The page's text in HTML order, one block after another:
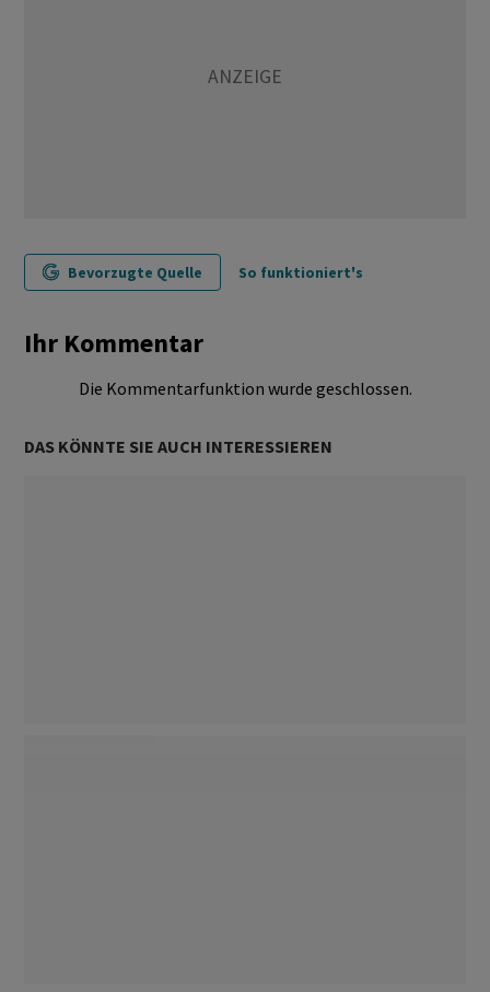
Bevorzugte Quelle So funktioniert's
Ihr Kommentar
Die Kommentarfunktion wurde geschlossen.
DAS KÖNNTE SIE AUCH INTERESSIEREN